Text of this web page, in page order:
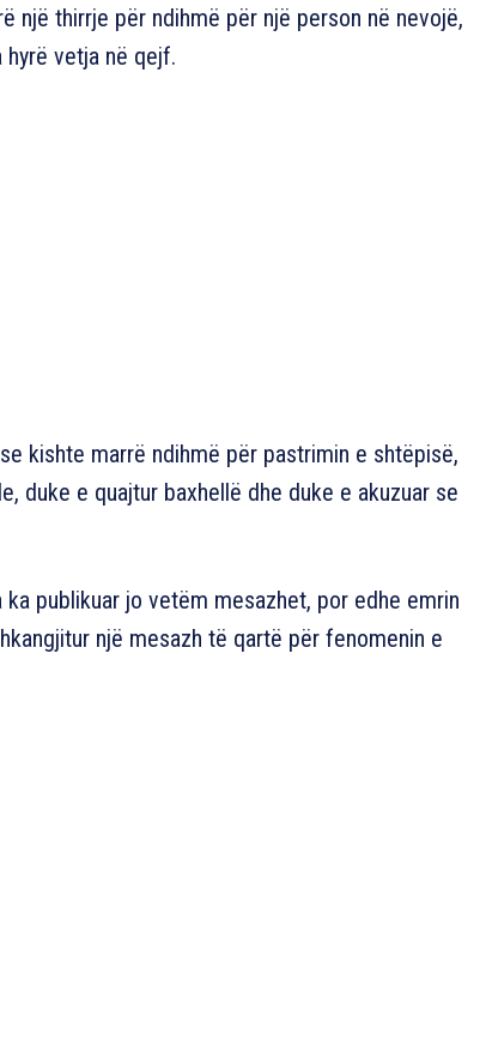
një thirrje për ndihmë për një person në nevojë,
hyrë vetja në qejf.
kishte marrë ndihmë për pastrimin e shtëpisë,
duke e quajtur baxhellë dhe duke e akuzuar se
publikuar jo vetëm mesazhet, por edhe emrin
një mesazh të qartë për fenomenin e